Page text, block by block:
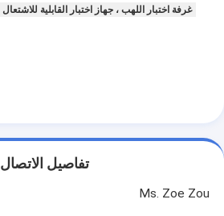
بطارية اختبار المعدات
غرفة اختبار اللهب ، جهاز اختبار القابلية للاشتعال
تفاصيل الاتصال
Ms. Zoe Zou